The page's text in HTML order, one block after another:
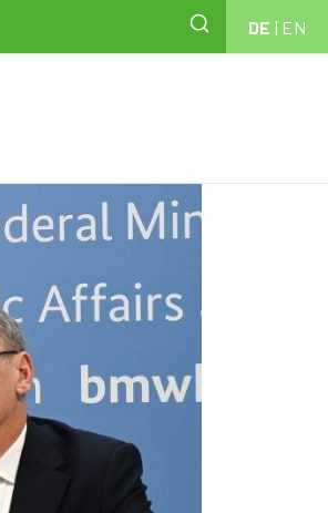
DE | EN